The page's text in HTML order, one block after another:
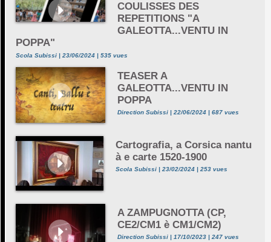
COULISSES DES
REPETITIONS "A
GALEOTTA...VENTU IN
POPPA"
Scola Subissi | 23/06/2024 | 535 vues
TEASER A
GALEOTTA...VENTU IN
POPPA
Direction Subissi | 22/06/2024 | 687 vues
Cartografia, a Corsica nantu
à e carte 1520-1900
Scola Subissi | 23/02/2024 | 253 vues
A ZAMPUGNOTTA (CP,
CE2/CM1 è CM1/CM2)
Direction Subissi | 17/10/2023 | 247 vues